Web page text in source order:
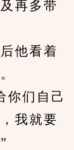
再多带
他看着
们自己
我就要